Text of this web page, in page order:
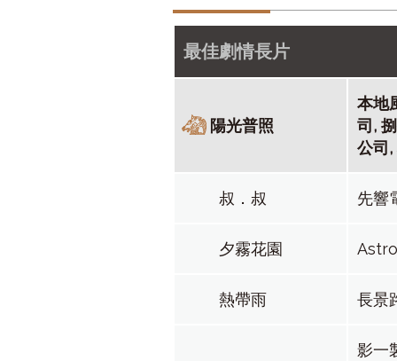
最佳劇情長片
陽光普照
本地
司,
公司
叔．叔 先響
夕霧花園
熱帶雨 長景
影一